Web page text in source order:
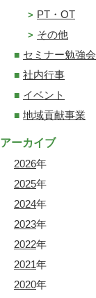
PT・OT
その他
セミナー勉強会
社内行事
イベント
地域貢献事業
アーカイブ
2026年
2025年
2024年
2023年
2022年
2021年
2020年